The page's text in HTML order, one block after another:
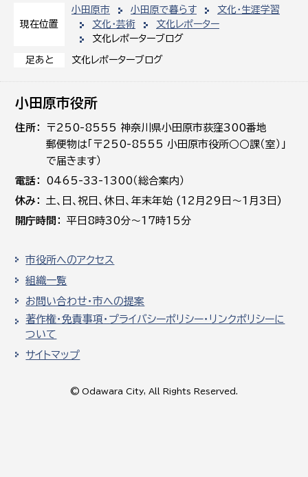
現在位置
小田原市 小田原で暮らす
文化・生涯学習
文化・芸術
文化レポーター
文化レポーターブログ
足あと 文化レポーターブログ
小田原市役所
住所
〒250-8555 神奈川県小田原市荻窪300番地
郵便物は「〒250-8555 小田原市役所○○課（室）」
で届きます）
電話
0465-33-1300（総合案内）
休み
土､日､祝日、休日、年末年始 (12月29日～1月3日)
開庁時間
平日8時30分～17時15分
市役所へのアクセス
組織一覧
お問い合わせ・市への提案
著作権・免責事項・プライバシーポリシー・リンクポリシーに
ついて
サイトマップ
© Odawara City, All Rights Reserved.